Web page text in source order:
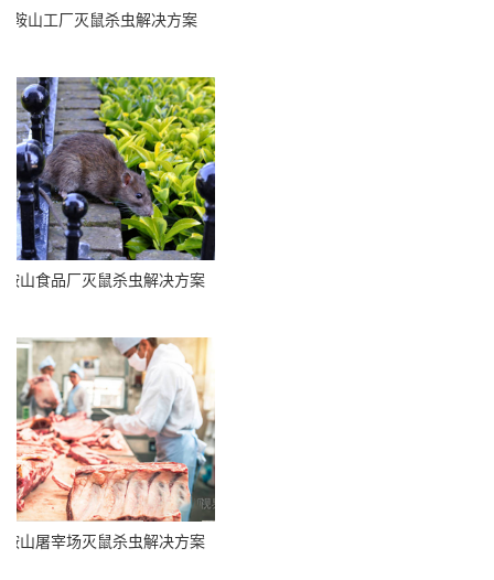
鞍山工厂灭鼠杀虫解决方案
鞍山食品厂灭鼠杀虫解决方案
鞍山屠宰场灭鼠杀虫解决方案